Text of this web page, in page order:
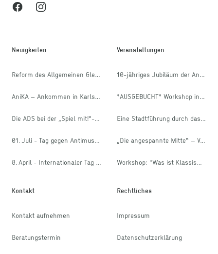
FacebookInstagram
Neuigkeiten
Reform des Allgemeinen Gleichbehandlungsgesetzes
AniKA – Ankommen in Karlsruhe
Die ADS bei der „Spiel mit!“- Aktion des stja
01. Juli - Tag gegen Antimuslimischen Rassismus
8. April - Internationaler Tag der Rom*nja und Sinti*zze
Veranstaltungen
10-jähriges Jubiläum der Antidiskriminierungsstelle Karlsruhe
*AUSGEBUCHT* Workshop in den internationalen Wochen gegen Rassismus: Diskriminierung? Erkennen und handeln!
Eine Stadtführung durch das Muslimische Leben in Karlsruhe
„Die angespannte Mitte“ – Vorstellung der FES Mitte-Studie 2025
Workshop: "Was ist Klassismus?"
Kontakt
Kontakt aufnehmen
Beratungstermin
Rechtliches
Impressum
Datenschutzerklärung